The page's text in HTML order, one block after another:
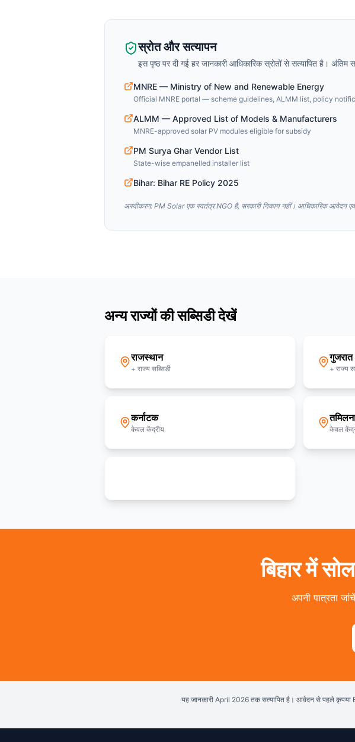
स्रोत और सत्यापन
इस पृष्ठ पर दी गई हर जानकारी आधिकारिक स्रोतों से सत्यापित है।
MNRE — Ministry of New and Renewable Energy
Official MNRE portal — scheme guidelines, ALMM list, policy
ALMM — Approved List of Models & Manufacturers
MNRE-approved solar PV modules eligible for subsidy
PM Surya Ghar Vendor List
State-wise empanelled installer list
Bihar: Bihar RE Policy 2025
अस्वीकरण: PM Solar एक स्वतंत्र NGO है, सरकारी निकाय नहीं। आधिकारिक आवेदन एवं
अन्य राज्यों की सब्सिडी देखें
राजस्थान
+ राज्य सब्सिडी
गुजरात
+ राज्य
कर्नाटक
केवल केंद्रीय केवल
बिहार में
अपनी पात्रता
यह जानकारी April 2026 तक सत्यापित है। आवेदन से पहले